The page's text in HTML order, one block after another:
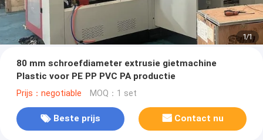
1/1
80 mm schroefdiameter extrusie gietmachine
Plastic voor PE PP PVC PA productie
Prijs：negotiable MOQ：1 set
Beste prijs Contact nu